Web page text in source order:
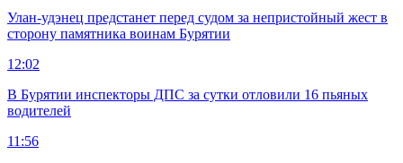
Улан-удэнец предстанет перед судом за непристойный жест в
сторону памятника воинам Бурятии
12:02
В Бурятии инспекторы ДПС за сутки отловили 16 пьяных
водителей
11:56